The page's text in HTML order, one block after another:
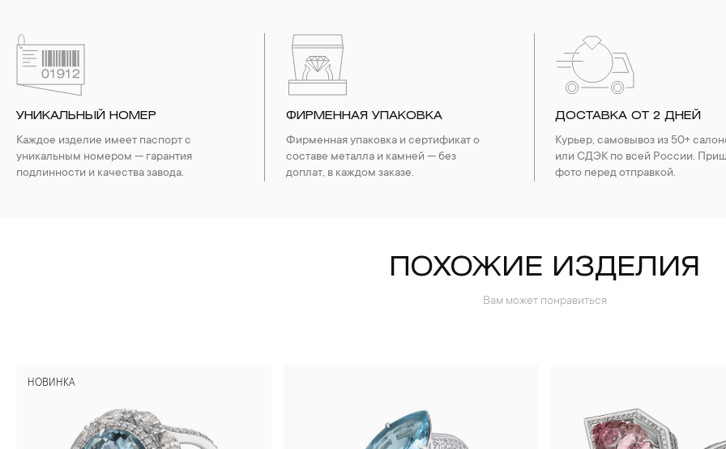
УНИКАЛЬНЫЙ НОМЕР
Каждое изделие имеет паспорт с
уникальным номером — гарантия
подлинности и качества завода.
ФИРМЕННАЯ УПАКОВКА
Фирменная упаковка и сертификат о
составе металла и камней — без
доплат, в каждом заказе.
ДОСТАВКА ОТ 2 ДНЕЙ
Курьер, самовывоз из 50+
или СДЭК по всей России.
фото перед отправкой.
ПОХОЖИЕ ИЗДЕЛИЯ
Вам может понравиться
НОВИНКА